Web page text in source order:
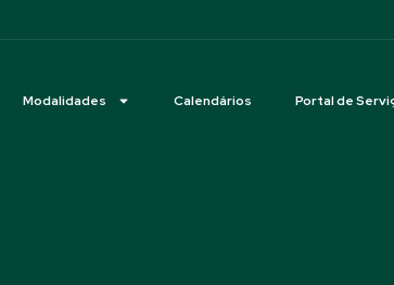
Modalidades Calendários Portal de